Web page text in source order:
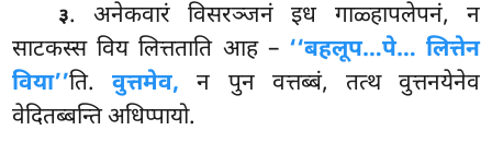
३. अनेकवारं विसरञ्जनं इध गाळ्हापलेपनं, न
साटकस्स विय लित्तताति आह – ‘‘बहलूप…पे… लित्तेन
विया’’ति.वुत्तमेव, न पुन वत्तब्बं, तत्थ वुत्तनयेनेव
वेदितब्बन्ति अधिप्पायो.